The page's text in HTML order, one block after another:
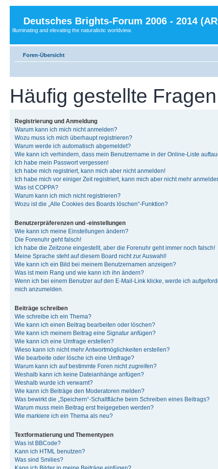
Deutsches Brights-Forum 2006 - 2014
Illuminating and elevating the naturalistic worldview.
Foren-Übersicht
Häufig gestellte Fragen
Registrierung und Anmeldung
Warum kann ich mich nicht anmelden?
Wozu muss ich mich überhaupt registrieren?
Warum werde ich automatisch abgemeldet?
Wie kann ich verhindern, dass mein Benutzername in der Online-Liste
Ich habe mein Passwort vergessen!
Ich habe mich registriert, kann mich aber nicht anmelden!
Ich habe mich vor einiger Zeit registriert, kann mich aber nicht mehr
Was ist COPPA?
Warum kann ich mich nicht registrieren?
Wozu ist die „Alle Cookies des Boards löschen“-Funktion?
Benutzerpräferenzen und -einstellungen
Wie kann ich meine Einstellungen ändern?
Die Forenuhr geht falsch!
Ich habe die Zeitzone eingestellt, aber die Forenuhr geht immer noch falsch!
Meine Sprache steht auf diesem Board nicht zur Auswahl!
Wie kann ich ein Bild bei meinem Benutzernamen anzeigen?
Was ist mein Rang und wie kann ich ihn ändern?
Wenn ich bei einem Benutzer auf den E-Mail-Link klicke, werde ich
mich anzumelden.
Beiträge schreiben
Wie schreibe ich ein Thema?
Wie kann ich einen Beitrag bearbeiten oder löschen?
Wie kann ich meinem Beitrag eine Signatur anfügen?
Wie kann ich eine Umfrage erstellen?
Wieso kann ich nicht mehr Antwortmöglichkeiten erstellen?
Wie bearbeite oder lösche ich eine Umfrage?
Warum kann ich auf bestimmte Foren nicht zugreifen?
Weshalb kann ich keine Dateianhänge anfügen?
Weshalb wurde ich verwarnt?
Wie kann ich Beiträge den Moderatoren melden?
Was bewirkt die „Speichern“-Schaltfläche beim Schreiben eines Beitrags?
Warum muss mein Beitrag erst freigegeben werden?
Wie markiere ich ein Thema als neu?
Textformatierung und Thementypen
Was ist BBCode?
Kann ich HTML benutzen?
Was sind Smilies?